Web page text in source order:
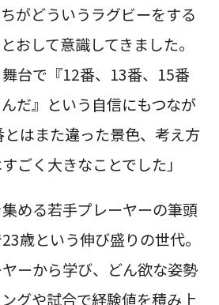
がどういうラグビーをする
おして意識してきました。
台で『12番、13番、15番
だ』という自信にもつなが
はまた違った景色、考え方
ごく大きなことでした」
める若手プレーヤーの筆頭
歳という伸び盛りの世代。
ーから学び、どん欲な姿勢
グや試合で経験値を積み上